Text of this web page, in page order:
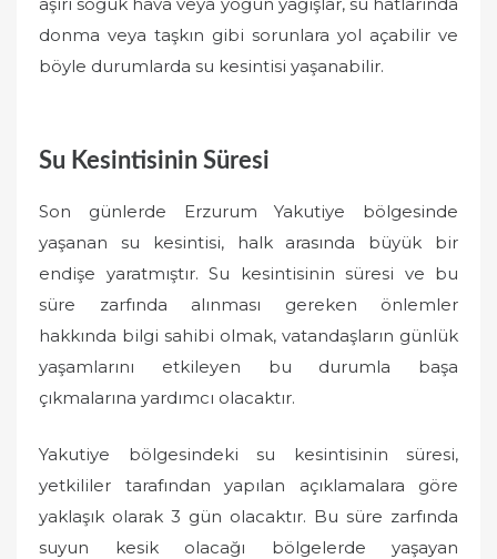
donma veya taşkın gibi sorunlara yol açabilir ve
böyle durumlarda su kesintisi yaşanabilir.
Su Kesintisinin Süresi
Son günlerde Erzurum Yakutiye bölgesinde
yaşanan su kesintisi, halk arasında büyük bir
endişe yaratmıştır. Su kesintisinin süresi ve bu
süre zarfında alınması gereken önlemler
hakkında bilgi sahibi olmak, vatandaşların günlük
yaşamlarını etkileyen bu durumla başa
çıkmalarına yardımcı olacaktır.
Yakutiye bölgesindeki su kesintisinin süresi,
yetkililer tarafından yapılan açıklamalara göre
yaklaşık olarak 3 gün olacaktır. Bu süre zarfında
suyun kesik olacağı bölgelerde yaşayan